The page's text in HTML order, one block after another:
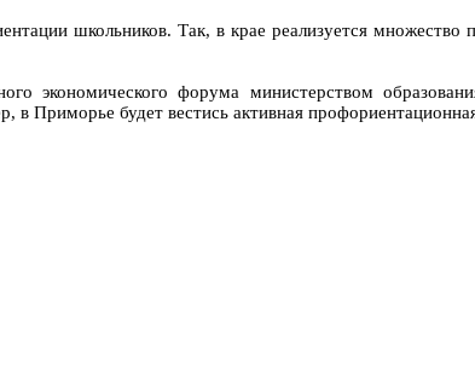
школьников. Так, в крае реализуется
экономического форума министерством
Приморье будет вестись активная